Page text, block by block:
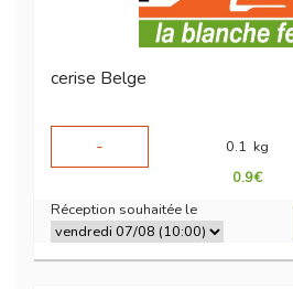
cerise Belge
-
0.1 kg
0.9€
Réception souhaitée le